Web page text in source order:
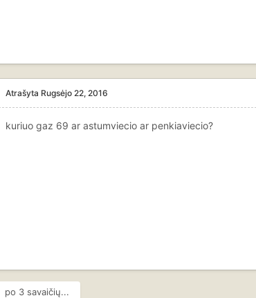
Atrašyta Rugsėjo 22, 2016
kuriuo gaz 69 ar astumviecio ar penkiaviecio?
po 3 savaičių...